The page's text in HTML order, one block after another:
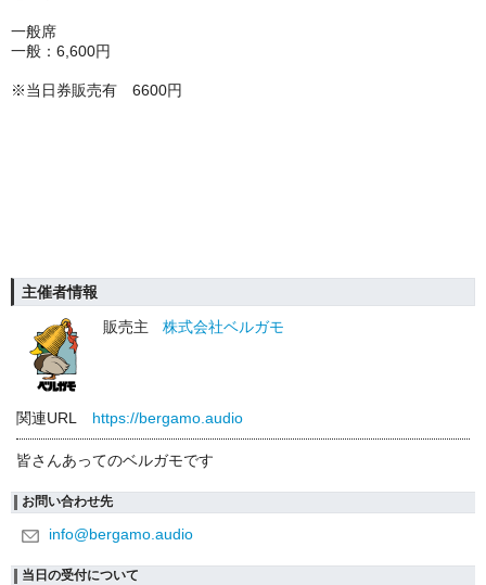
一般席
一般： 6,600円
※当日券販売有 6600円
主催者情報
販売主
株式会社ベルガモ
関連URL https://bergamo.audio
皆さんあってのベルガモです
お問い合わせ先
info@bergamo.audio
当日の受付について